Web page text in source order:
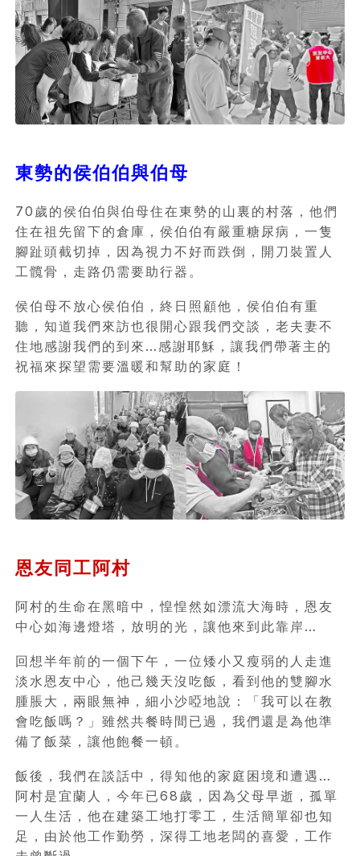
東勢的侯伯伯與伯母
70歲的侯伯伯與伯母住在東勢的山裏的村落，他們
住在祖先留下的倉庫，侯伯伯有嚴重糖尿病，一隻
腳趾頭截切掉，因為視力不好而跌倒，開刀裝置人
工髖骨，走路仍需要助行器。
侯伯母不放心侯伯伯，終日照顧他，侯伯伯有重
聽，知道我們來訪也很開心跟我們交談，老夫妻不
住地感謝我們的到來…感謝耶穌，讓我們帶著主的
祝福來探望需要溫暖和幫助的家庭！
恩友同工阿村
阿村的生命在黑暗中，惶惶然如漂流大海時，恩友
中心如海邊燈塔，放明的光，讓他來到此靠岸…
回想半年前的一個下午，一位矮小又瘦弱的人走進
淡水恩友中心，他己幾天沒吃飯，看到他的雙腳水
腫脹大，兩眼無神，細小沙啞地說：「我可以在教
會吃飯嗎？」雖然共餐時間已過，我們還是為他準
備了飯菜，讓他飽餐一頓。
飯後，我們在談話中，得知他的家庭困境和遭遇…
阿村是宜蘭人，今年已68歲，因為父母早逝，孤單
一人生活，他在建築工地打零工，生活簡單卻也知
足，由於他工作勤勞，深得工地老闆的喜愛，工作